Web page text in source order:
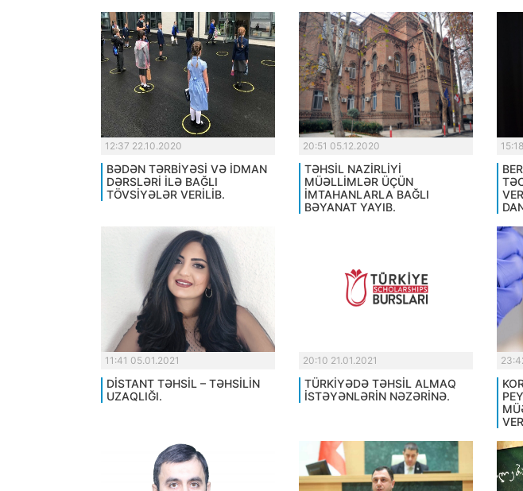
12:37 22.10.2020
BƏDƏN TƏRBİYƏSİ VƏ İDMAN
DƏRSLƏRİ İLƏ BAĞLI
TÖVSİYƏLƏR VERİLİB.
20:51 05.12.2020
TƏHSİL NAZİRLİYİ
MÜƏLLİMLƏR ÜÇÜN
İMTAHANLARLA BAĞLI
BƏYANAT YAYIB.
11:41 05.01.2021
DİSTANT TƏHSİL – TƏHSİLİN
UZAQLIĞI.
20:10 21.01.2021
TÜRKİYƏDƏ TƏHSİL ALMAQ
İSTƏYƏNLƏRİN NƏZƏRİNƏ.